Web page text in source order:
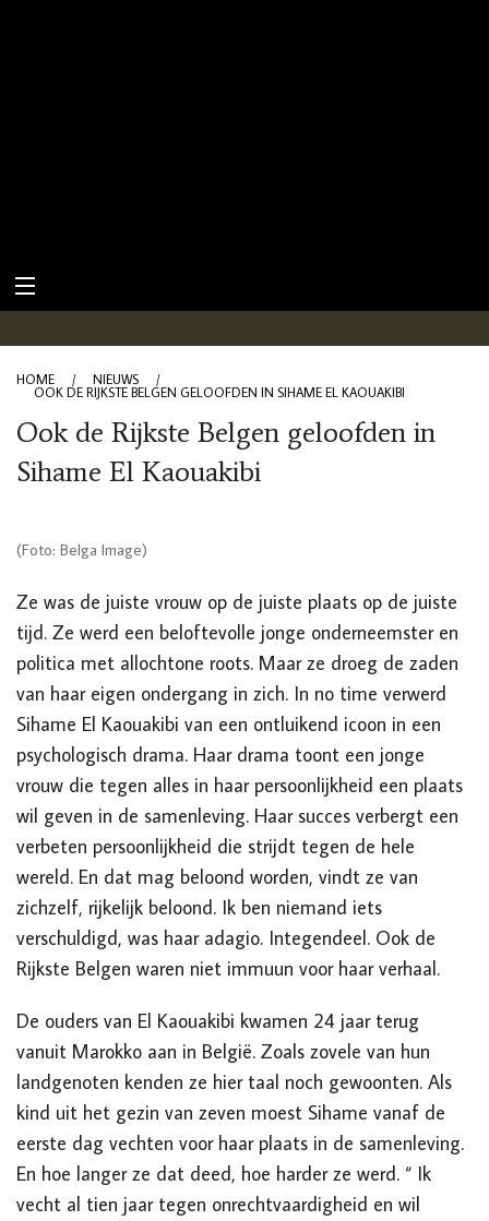
HOME / NIEUWS
/
OOK DE RIJKSTE BELGEN GELOOFDEN IN SIHAME EL KAOUAKIBI
Ook de Rijkste Belgen geloofden in
Sihame El Kaouakibi
(Foto: Belga Image)
Ze was de juiste vrouw op de juiste plaats op de juiste
tijd. Ze werd een beloftevolle jonge onderneemster en
politica met allochtone roots. Maar ze droeg de zaden
van haar eigen ondergang in zich. In no time verwerd
Sihame El Kaouakibi van een ontluikend icoon in een
psychologisch drama. Haar drama toont een jonge
vrouw die tegen alles in haar persoonlijkheid een plaats
wil geven in de samenleving. Haar succes verbergt een
verbeten persoonlijkheid die strijdt tegen de hele
wereld. En dat mag beloond worden, vindt ze van
zichzelf, rijkelijk beloond. Ik ben niemand iets
verschuldigd, was haar adagio. Integendeel. Ook de
Rijkste Belgen waren niet immuun voor haar verhaal.
De ouders van El Kaouakibi kwamen 24 jaar terug
vanuit Marokko aan in België. Zoals zovele van hun
landgenoten kenden ze hier taal noch gewoonten. Als
kind uit het gezin van zeven moest Sihame vanaf de
eerste dag vechten voor haar plaats in de samenleving.
En hoe langer ze dat deed, hoe harder ze werd. “ Ik
vecht al tien jaar tegen onrechtvaardigheid en wil